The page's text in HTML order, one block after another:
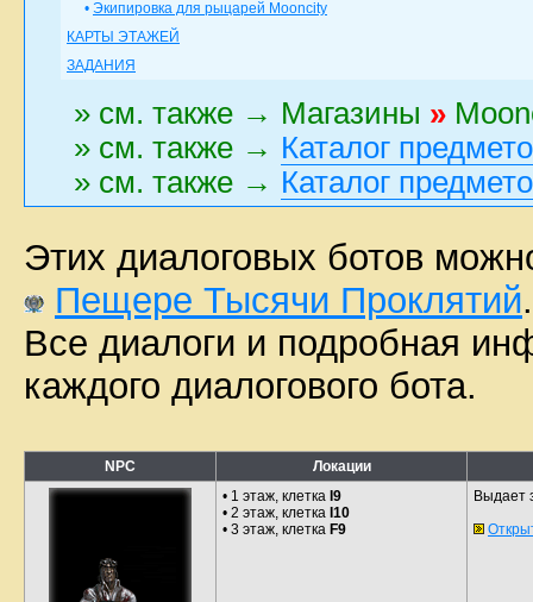
• Экипировка для рыцарей Mooncity
КАРТЫ ЭТАЖЕЙ
ЗАДАНИЯ
» см. также → Магазины »
» см. также → Каталог
» см. также → Каталог
Этих диалоговых ботов
Пещере Тысячи Проклятий.
Все диалоги и подробная
каждого диалогового бота.
NPC Локации
• 1 этаж, клетка I9
• 2 этаж, клетка I10
• 3 этаж, клетка F9
Выдает